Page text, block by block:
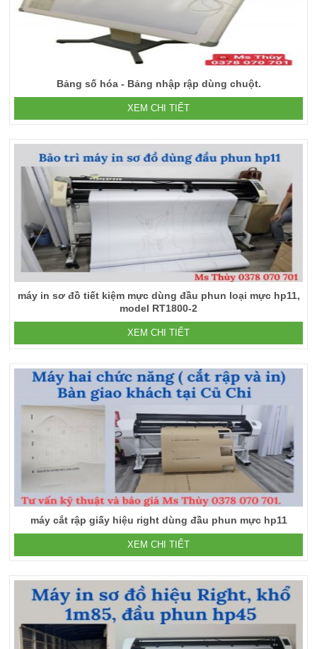
Bảng số hóa - Bảng nhập rập dùng chuột.
XEM CHI TIẾT
máy in sơ đồ tiết kiệm mực dùng đầu phun loại mực hp11,
model RT1800-2
XEM CHI TIẾT
máy cắt rập giấy hiệu right dùng đầu phun mực hp11
XEM CHI TIẾT